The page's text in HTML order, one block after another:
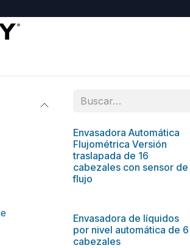
Envasadora Automática
Flujométrica Versión
traslapada de 16
cabezales con sensor de
flujo
Envasadora de líquidos
por nivel automática de 6
cabezales